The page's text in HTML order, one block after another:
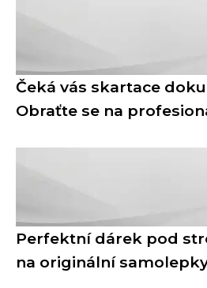
Čeká vás skartace
Obraťte se na
Perfektní dárek pod
na originální